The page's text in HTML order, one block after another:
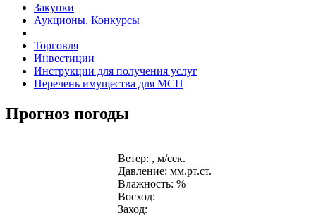
Закупки
Аукционы, Конкурсы
Торговля
Инвестиции
Инструкции для получения услуг
Перечень имущества для МСП
Прогноз погоды
Ветер: , м/сек.
Давление: мм.рт.ст.
Влажность: %
Восход:
Заход: